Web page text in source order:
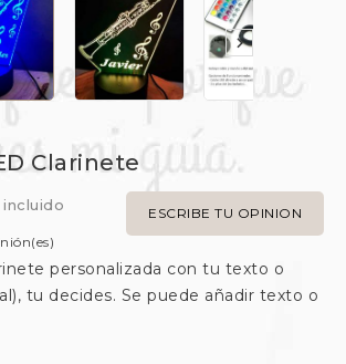

Clarinete
ESCRIBE TU OPINION
incluido
personalizada con tu texto o
tu decides. Se puede añadir texto o